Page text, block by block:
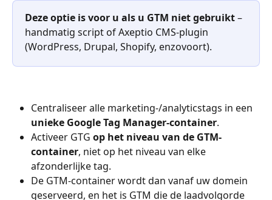
Deze optie is voor u als u GTM niet gebruikt –
handmatig script of Axeptio CMS-plugin
(WordPress, Drupal, Shopify, enzovoort).
Centraliseer alle marketing-/analyticstags in een
unieke Google Tag Manager-container.
Activeer GTG op het niveau van de GTM-
container, niet op het niveau van elke
afzonderlijke tag.
De GTM-container wordt dan vanaf uw domein
geserveerd, en het is GTM die de laadvolgorde